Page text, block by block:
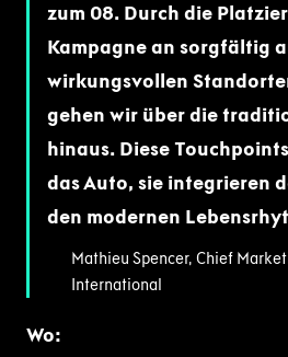
zum 08. Durch die
Kampagne an sorgfältig
wirkungsvollen
gehen wir über die
hinaus. Diese
das Auto, sie integrieren
den modernen
Mathieu Spencer, Chief
International
Wo: